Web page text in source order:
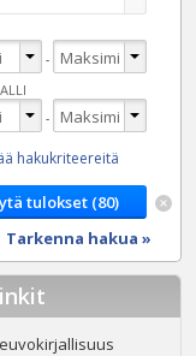
-
-
hakukriteereitä
Tarkenna hakua »